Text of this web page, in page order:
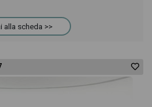
alla scheda >>